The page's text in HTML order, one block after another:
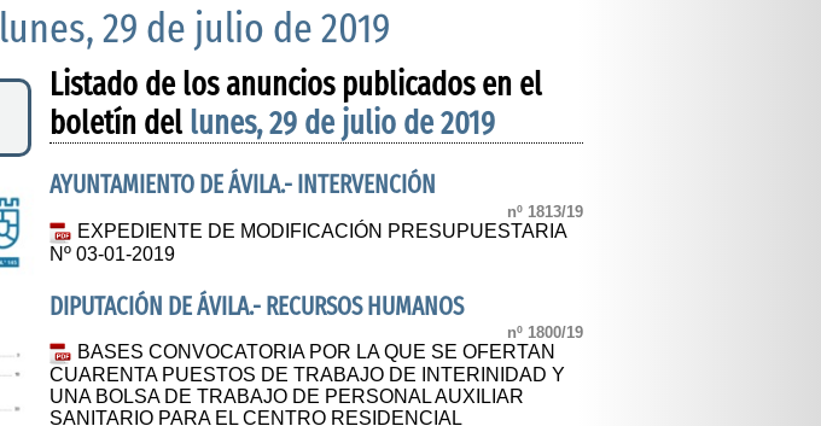
lunes, 29 de julio de 2019
Listado de los anuncios publicados en el
boletín del lunes, 29 de julio de 2019
AYUNTAMIENTO DE ÁVILA.- INTERVENCIÓN
nº 1813/19
EXPEDIENTE DE MODIFICACIÓN PRESUPUESTARIA
Nº 03-01-2019
DIPUTACIÓN DE ÁVILA.- RECURSOS HUMANOS
nº 1800/19
BASES CONVOCATORIA POR LA QUE SE OFERTAN
CUARENTA PUESTOS DE TRABAJO DE INTERINIDAD Y
UNA BOLSA DE TRABAJO DE PERSONAL AUXILIAR
SANITARIO PARA EL CENTRO RESIDENCIAL